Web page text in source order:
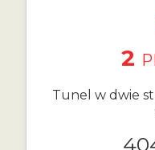
2
Tunel w dwie